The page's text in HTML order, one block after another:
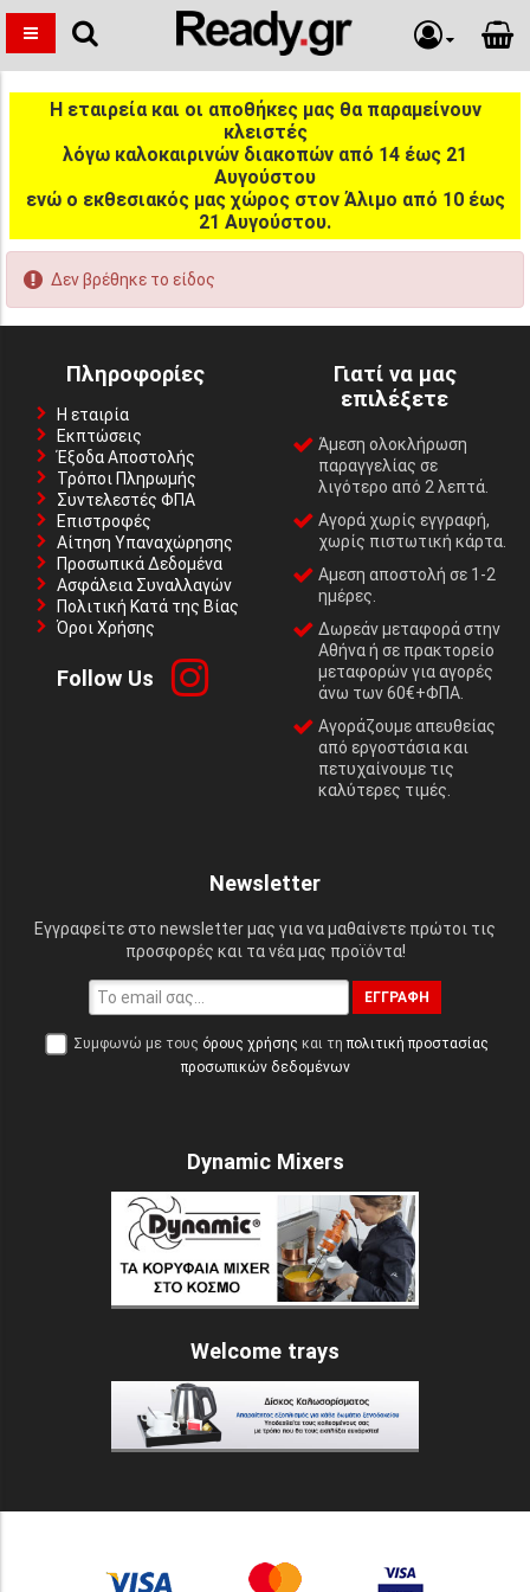
Η εταιρεία και οι αποθήκες μας θα παραμείνουν
κλειστές
λόγω καλοκαιρινών διακοπών από 14 έως 21
Αυγούστου
ενώ ο εκθεσιακός μας χώρος στον Άλιμο από 10 έως
21 Αυγούστου.
Δεν βρέθηκε το είδος
Πληροφορίες
Η εταιρία
Εκπτώσεις
Έξοδα Αποστολής
Τρόποι Πληρωμής
Συντελεστές ΦΠΑ
Επιστροφές
Αίτηση Υπαναχώρησης
Προσωπικά Δεδομένα
Ασφάλεια Συναλλαγών
Πολιτική Κατά της Βίας
Όροι Χρήσης
Follow Us
Γιατί να μας
επιλέξετε
Άμεση ολοκλήρωση
παραγγελίας σε
λιγότερο από 2 λεπτά.
Αγορά χωρίς εγγραφή,
χωρίς πιστωτική κάρτα.
Αμεση αποστολή σε 1-2
ημέρες.
Δωρεάν μεταφορά στην
Αθήνα ή σε πρακτορείο
μεταφορών για αγορές
άνω των 60€+ΦΠΑ.
Αγοράζουμε απευθείας
από εργοστάσια και
πετυχαίνουμε τις
καλύτερες τιμές.
Newsletter
Εγγραφείτε στο newsletter μας για να μαθαίνετε πρώτοι τις
προσφορές και τα νέα μας προϊόντα!
ΕΓΓΡΑΦΉ
Συμφωνώ με τους όρους χρήσης και τη πολιτική προστασίας
προσωπικών δεδομένων
Dynamic Mixers
Welcome trays